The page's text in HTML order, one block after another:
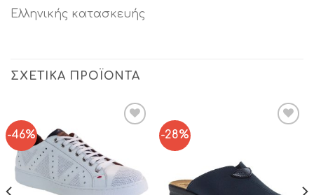
Ελληνικής κατασκευής
ΣΧΕΤΙΚΆ ΠΡΟΪΌΝΤΑ
-46% -28%